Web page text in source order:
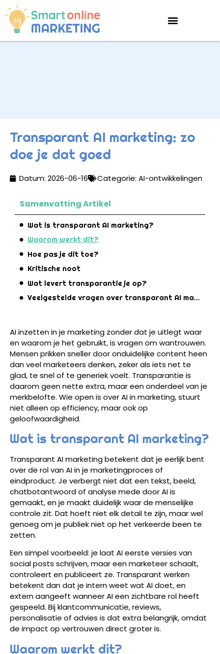
Transparant AI marketing: zo
doe je dat goed
Datum: 2026-06-16 Categorie: AI-ontwikkelingen
Samenvatting Artikel
Wat is transparant AI marketing?
Waarom werkt dit?
Hoe pas je dit toe?
Kritische noot
Wat levert transparantie je op?
Veelgestelde vragen over transparant AI marketing
AI inzetten in je marketing zonder dat je uitlegt waar
en waarom je het gebruikt, is vragen om wantrouwen.
Mensen prikken sneller door onduidelijke content heen
dan veel marketeers denken, zeker als iets net te
glad, te snel of te generiek voelt. Transparantie is
daarom geen nette extra, maar een onderdeel van je
merkbelofte. Wie open is over AI in marketing, stuurt
niet alleen op efficiency, maar ook op
geloofwaardigheid.
Wat is transparant AI marketing?
Transparant AI marketing betekent dat je eerlijk bent
over de rol van AI in je marketingproces of
eindproduct. Je verbergt niet dat een tekst, beeld,
chatbotantwoord of analyse mede door AI is
gemaakt, en je maakt duidelijk waar de menselijke
controle zit. Dat hoeft niet elk detail te zijn, maar wel
genoeg om je publiek niet op het verkeerde been te
zetten.
Een simpel voorbeeld: je laat AI eerste versies van
social posts schrijven, maar een marketeer schaalt,
controleert en publiceert ze. Transparant werken
betekent dan dat je intern weet wat AI doet, en
extern aangeeft wanneer AI een zichtbare rol heeft
gespeeld. Bij klantcommunicatie, reviews,
personalisatie of advies is dat extra belangrijk, omdat
de impact op vertrouwen direct groter is.
Waarom werkt dit?